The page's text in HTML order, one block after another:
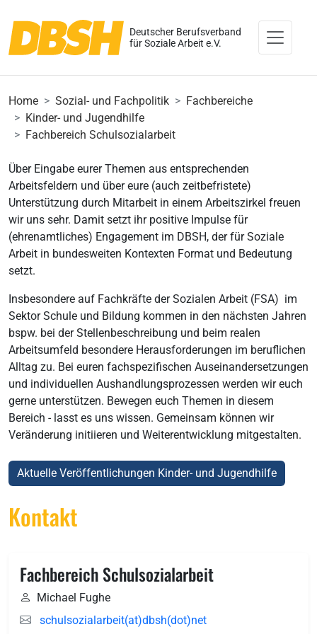
Deutscher Berufsverband
für Soziale Arbeit e.V.
Home Sozial- und Fachpolitik
Fachbereiche
Kinder- und Jugendhilfe
Fachbereich Schulsozialarbeit
Über Eingabe eurer Themen aus entsprechenden
Arbeitsfeldern und über eure (auch zeitbefristete)
Unterstützung durch Mitarbeit in einem Arbeitszirkel freuen
wir uns sehr. Damit setzt ihr positive Impulse für
(ehrenamtliches) Engagement im DBSH, der für Soziale
Arbeit in bundesweiten Kontexten Format und Bedeutung
setzt.
Insbesondere auf Fachkräfte der Sozialen Arbeit (FSA) im
Sektor Schule und Bildung kommen in den nächsten Jahren
bspw. bei der Stellenbeschreibung und beim realen
Arbeitsumfeld besondere Herausforderungen im beruflichen
Alltag zu. Bei euren fachspezifischen Auseinandersetzungen
und individuellen Aushandlungsprozessen werden wir euch
gerne unterstützen. Bewegen euch Themen in diesem
Bereich - lasst es uns wissen. Gemeinsam können wir
Veränderung initiieren und Weiterentwicklung mitgestalten.
Aktuelle Veröffentlichungen Kinder- und Jugendhilfe
Kontakt
Fachbereich Schulsozialarbeit
Michael Fughe
schulsozialarbeit(at)dbsh(dot)net